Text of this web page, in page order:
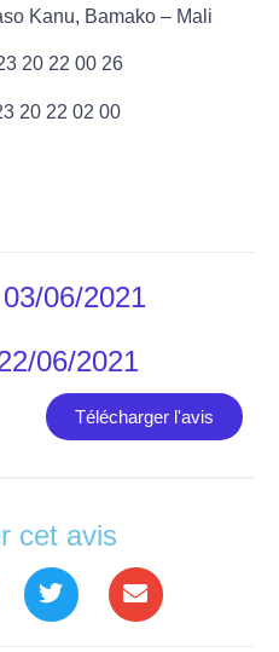
Kanu, Bamako – Mali
20 22 00 26
20 22 02 00
06/2021
06/2021
Télécharger l'avis
cet avis